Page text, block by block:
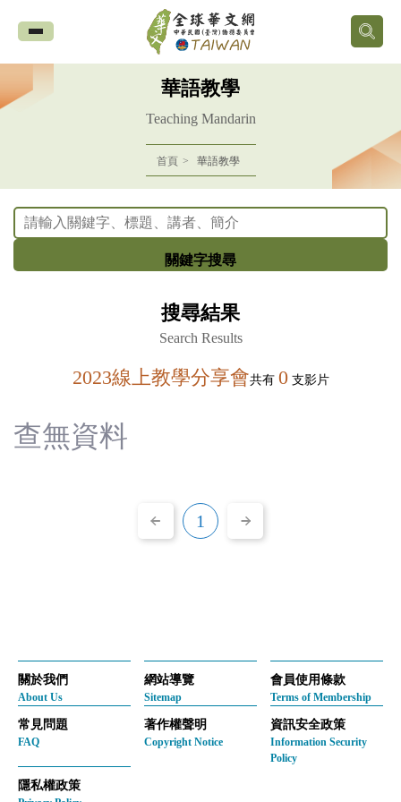
全
球
華
網
中
(臺
灣)
會
華語教學
Teaching Mandarin
首頁 華語教學
關鍵字搜尋
搜尋結果
Search Results
2023線上教學分享會共有 0支影片
查無資料
1
關於我們
About Us
網站導覽
Sitemap
會員使用條款
Terms of Membership
常見問題
FAQ
著作權聲明
Copyright Notice
資訊安全政策
Information Security
Policy
隱私權政策